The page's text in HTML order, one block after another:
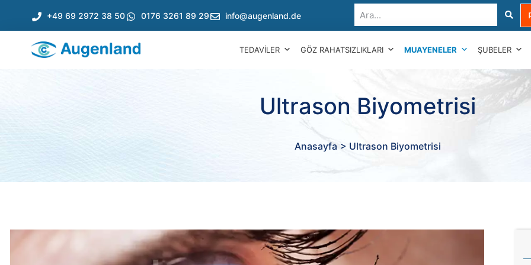
+49 69 2972 38 50 0176 3261 89 29 info@augenland.de
TEDAVILER GÖZ RAHATSIZLIKLARI MUAYENELER ŞUBELER
Ultrason Biyometrisi
Anasayfa > Ultrason Biyometrisi